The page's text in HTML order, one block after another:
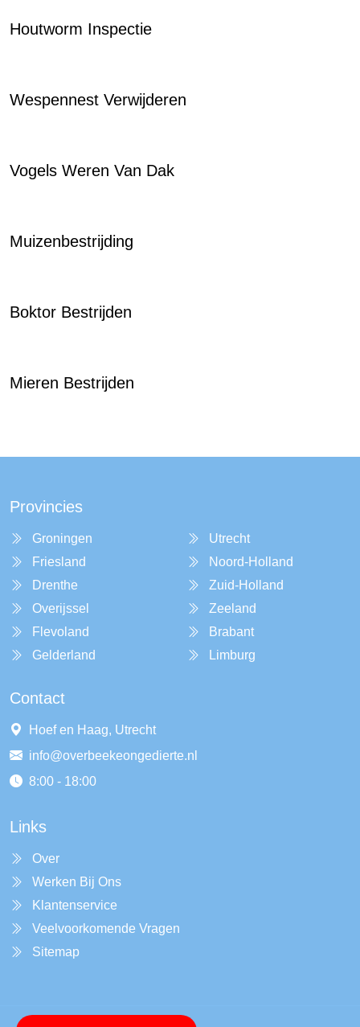
Houtworm Inspectie
Wespennest Verwijderen
Vogels Weren Van Dak
Muizenbestrijding
Boktor Bestrijden
Mieren Bestrijden
Provincies
Groningen
Friesland
Drenthe
Overijssel
Flevoland
Gelderland
Utrecht
Noord-Holland
Zuid-Holland
Zeeland
Brabant
Limburg
Contact
Hoef en Haag, Utrecht
info@overbeekeongedierte.nl
8:00 - 18:00
Links
Over
Werken Bij Ons
Klantenservice
Veelvoorkomende Vragen
Sitemap